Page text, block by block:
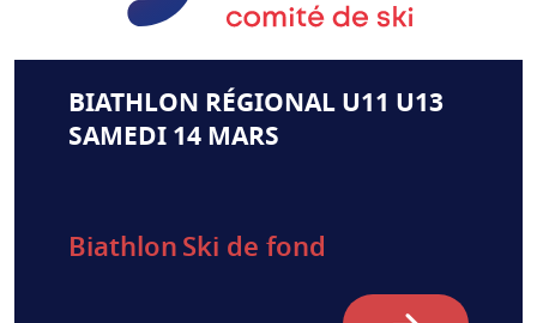
BIATHLON RÉGIONAL U11 U13
SAMEDI 14 MARS
Biathlon Ski de fond